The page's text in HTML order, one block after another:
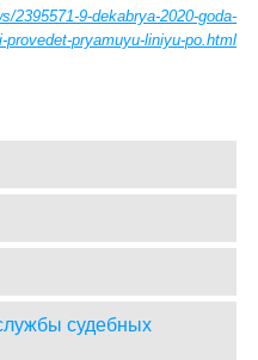
2395571-9-dekabrya-2020-goda-
provedet-pryamuyu-liniyu-po.html
судебных